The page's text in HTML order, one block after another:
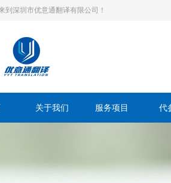
到深圳市优意通翻译有限公司！
关于我们 服务项目 代